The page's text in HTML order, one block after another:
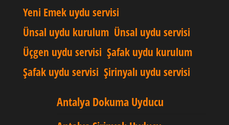
Yeni Emek uydu servisi
Ünsal uydu kurulum Ünsal uydu servisi
Üçgen uydu servisi Şafak uydu kurulum
Şafak uydu servisi Şirinyalı uydu servisi
Antalya Dokuma Uyducu